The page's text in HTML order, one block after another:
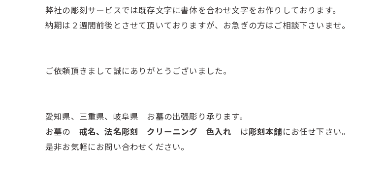
弊社の彫刻サービスでは既存文字に書体を合わせ文字をお作りしております。
納期は２週間前後とさせて頂いておりますが、お急ぎの方はご相談下さいませ。
ご依頼頂きまして誠にありがとうございました。
愛知県、三重県、岐阜県 お墓の出張彫り承ります。
お墓の 戒名、法名彫刻 クリーニング 色入れ は彫刻本舗にお任せ下さい。
是非お気軽にお問い合わせください。